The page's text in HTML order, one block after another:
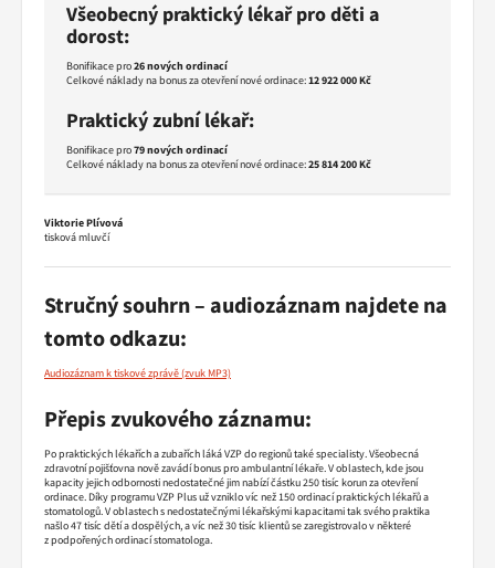
Všeobecný praktický lékař pro děti a
dorost:
Bonifikace pro26 nových ordinací
Celkové náklady na bonus za otevření nové ordinace:12 922 000Kč
Praktický zubní lékař:
Bonifikace pro79 nových ordinací
Celkové náklady na bonus za otevření nové ordinace:25 814 200 Kč
Viktorie Plívová
tisková mluvčí
Stručný souhrn – audiozáznam najdete na
tomto odkazu:
Audiozáznam k tiskové zprávě
Přepis zvukového záznamu:
Po praktických lékařích a zubařích láká VZP do regionů také specialisty. Všeobecná
zdravotní pojišťovna nově zavádí bonus pro ambulantní lékaře. V oblastech, kde jsou
kapacity jejich odbornosti nedostatečné jim nabízí částku 250 tisíc korun za otevření
ordinace. Díky programu VZP Plus už vzniklo víc než 150 ordinací praktických lékařů a
stomatologů. V oblastech s nedostatečnými lékařskými kapacitami tak svého praktika
našlo 47 tisíc dětí a dospělých, a víc než 30 tisíc klientů se zaregistrovalo v některé
z podpořených ordinací stomatologa.